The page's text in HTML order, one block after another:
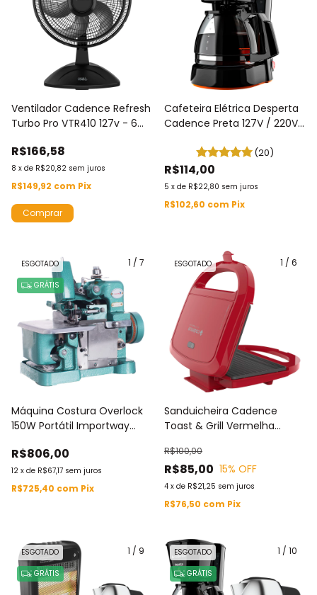
Ventilador Cadence Refresh
Turbo Pro VTR410 127v - 6
R$166,58
8 x de R$20,82 sem juros
R$149,92 com Pix
Cafeteira Elétrica Desperta
Cadence Preta 127V / 220V
(20)
R$114,00
5 x de R$22,80 sem juros
R$102,60 com Pix
1 / 7
ESGOTADO
GRÁTIS
Máquina Costura Overlock
150W Portátil Importway
INMETRO Kit Acessórios
Acabamento IWMC
R$806,00
12 x de R$67,17 sem juros
R$725,40 com Pix
1 / 6
ESGOTADO
Sanduicheira Cadence
Toast & Grill Vermelha
R$85,00
R$100,00
15% OFF
4 x de R$21,25 sem juros
R$76,50 com Pix
1 / 9
ESGOTADO
GRÁTIS
1 / 10
ESGOTADO
GRÁTIS